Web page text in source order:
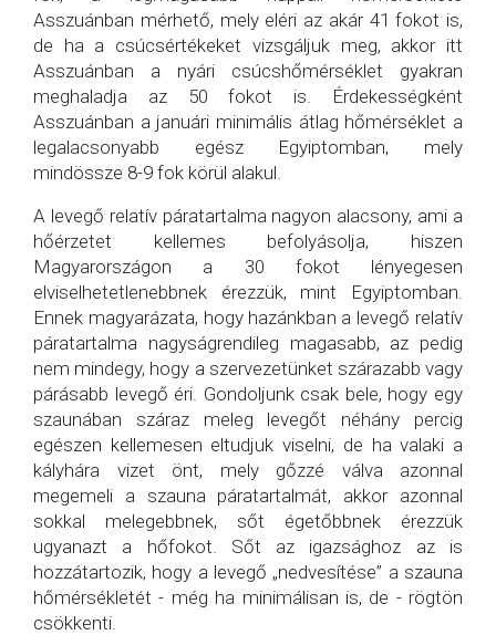
Asszuánban mérhető, mely eléri az akár 41 fokot is,
de ha a csúcsértékeket vizsgáljuk meg, akkor itt
Asszuánban a nyári csúcshőmérséklet gyakran
meghaladja az 50 fokot is. Érdekességként
Asszuánban a januári minimális átlag hőmérséklet a
legalacsonyabb egész Egyiptomban, mely
mindössze 8-9 fok körül alakul.
A levegő relatív páratartalma nagyon alacsony, ami a
hőérzetet kellemes befolyásolja, hiszen
Magyarországon a 30 fokot lényegesen
elviselhetetlenebbnek érezzük, mint Egyiptomban.
Ennek magyarázata, hogy hazánkban a levegő relatív
páratartalma nagyságrendileg magasabb, az pedig
nem mindegy, hogy a szervezetünket szárazabb vagy
párásabb levegő éri. Gondoljunk csak bele, hogy egy
szaunában száraz meleg levegőt néhány percig
egészen kellemesen eltudjuk viselni, de ha valaki a
kályhára vizet önt, mely gőzzé válva azonnal
megemeli a szauna páratartalmát, akkor azonnal
sokkal melegebbnek, sőt égetőbbnek érezzük
ugyanazt a hőfokot. Sőt az igazsághoz az is
hozzátartozik, hogy a levegő „nedvesítése” a szauna
hőmérsékletét - még ha minimálisan is, de - rögtön
csökkenti.